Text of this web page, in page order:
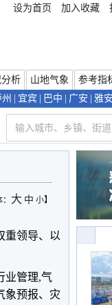
设为首页 加入收藏
析 山地气象 参考指
宜宾 巴中 广安 雅安
大 中 小】
重领导、以
业管理,气
象预报、灾